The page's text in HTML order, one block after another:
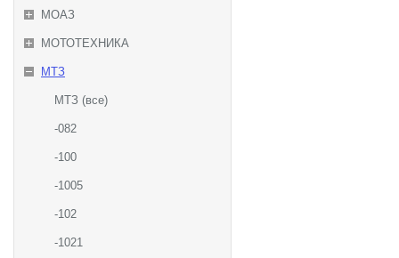
МОАЗ
МОТОТЕХНИКА
МТЗ
МТЗ (все)
-082
-100
-1005
-102
-1021